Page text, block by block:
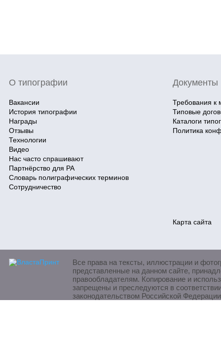
О типографии
Вакансии
История типографии
Награды
Отзывы
Технологии
Видео
Нас часто спрашивают
Партнёрство для РА
Словарь полиграфических терминов
Сотрудничество
Документы
Требования к
Типовые
Каталоги
Политика
Карта сайта
Все права на тексты, иллюстрации и
представленные на данном сайте,
правообладателям. Копирование и
запрещены и преследуются в
законодательством Российской